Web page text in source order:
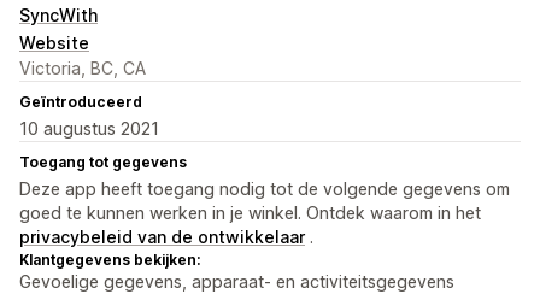
SyncWith
Website
Victoria, BC, CA
Geïntroduceerd
10 augustus 2021
Toegang tot gegevens
Deze app heeft toegang nodig tot de volgende gegevens om
goed te kunnen werken in je winkel. Ontdek waarom in het
privacybeleid van de ontwikkelaar .
Klantgegevens bekijken:
Gevoelige gegevens, apparaat- en activiteitsgegevens